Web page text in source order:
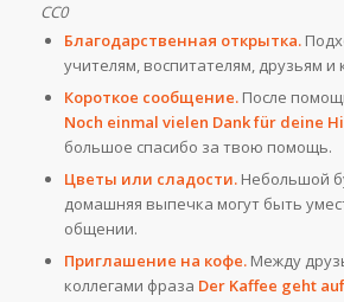
CC0
Благодарственная открытка.
учителям, воспитателям, друзьям и
Короткое сообщение.После
Noch einmal vielen Dank für deine
большое спасибо за твою помощь.
Цветы или сладости.Небольшой
домашняя выпечка могут быть
общении.
Приглашение на кофе.Между
коллегами фраза Der Kaffee geht